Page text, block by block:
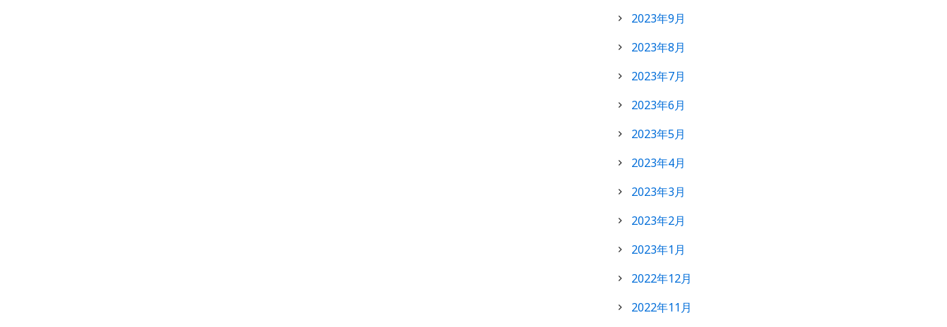
2023年9月
2023年8月
2023年7月
2023年6月
2023年5月
2023年4月
2023年3月
2023年2月
2023年1月
2022年12月
2022年11月